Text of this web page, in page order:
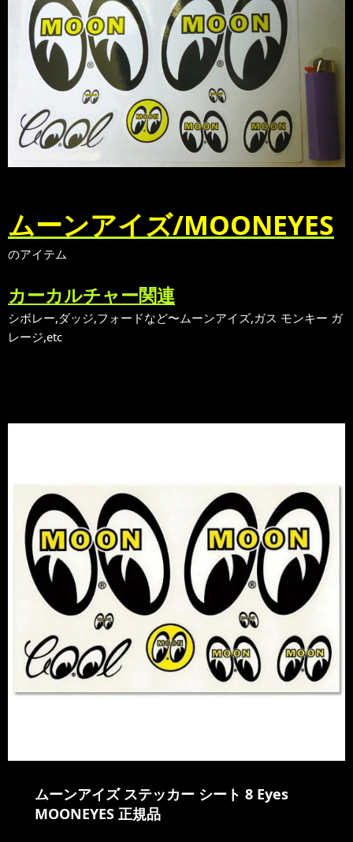
ムーンアイズ/MOONEYES
のアイテム
カーカルチャー関連
シボレー,ダッジ,フォードなど〜ムーンアイズ,ガス モンキー ガ
レージ,etc
ムーンアイズ ステッカー シート 8 Eyes
MOONEYES 正規品